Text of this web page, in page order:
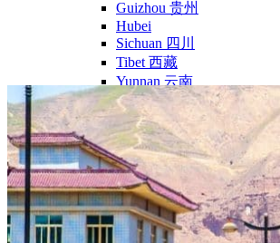
Guizhou 贵州
Hubei
Sichuan 四川
Tibet 西藏
Yunnan 云南
Circuits
Organisation
Circuits sur mesure
Nos Petits Groupes
Ambiance
Classique et incontournables
Culture & expériences
Nature et grands paysages
Famille et enfants